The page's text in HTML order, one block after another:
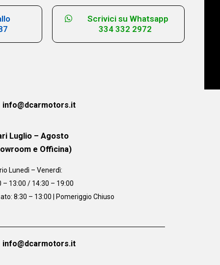
Scrivici su Whatsapp
334 332 2972
info@dcarmotors.it
Luglio – Agosto
e Officina)
Lunedì – Venerdì:
– 13:00 / 14:30 – 19:00
8:30 – 13:00 | Pomeriggio Chiuso
info@dcarmotors.it